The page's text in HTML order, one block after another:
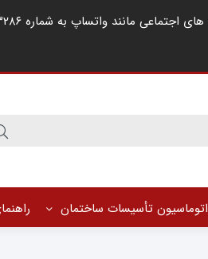
اتوماسیون تأسیسات ساختمان